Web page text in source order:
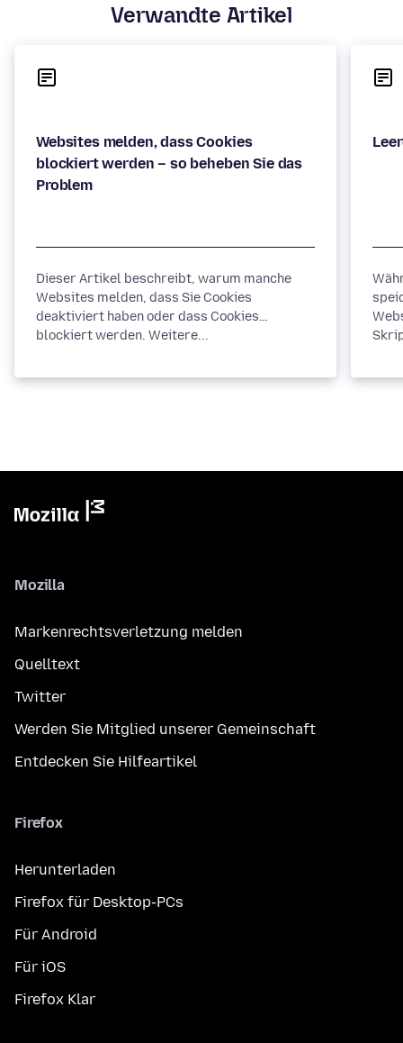
Verwandte Artikel
Websites melden, dass Cookies
blockiert werden – so beheben Sie das
Problem
Dieser Artikel beschreibt, warum manche
Websites melden, dass Sie Cookies
deaktiviert haben oder dass Cookies
blockiert werden. Weitere...
Mozilla
Markenrechtsverletzung melden
Quelltext
Twitter
Werden Sie Mitglied unserer Gemeinschaft
Entdecken Sie Hilfeartikel
Firefox
Herunterladen
Firefox für Desktop-PCs
Für Android
Für iOS
Firefox Klar